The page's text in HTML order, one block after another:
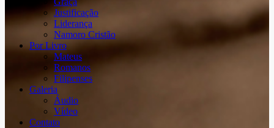
Justificação
Liderança
Namoro Cristão
Por Livro
Mateus
Romanos
Filipenses
Galeria
Áudio
Vídeo
Contato